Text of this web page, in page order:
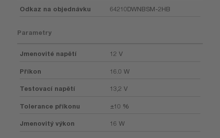
Odkaz na objednávku 64210DWNBSM-2HB
Parametry
Jmenovité napětí 12 V
Příkon 16.0 W
Testovací napětí 13,2 V
Tolerance příkonu ±10 %
Jmenovitý výkon 16 W